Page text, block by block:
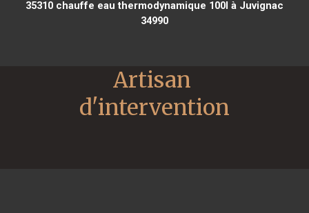
35310chauffe eau thermodynamique 100l à Juvignac
34990
Artisan
d'intervention